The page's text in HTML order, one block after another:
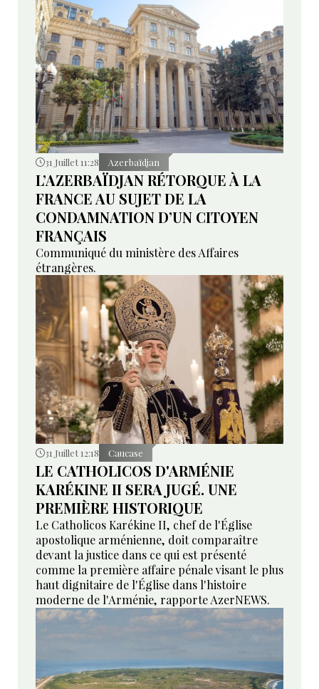
31 Juillet 11:28 Azerbaïdjan
L’AZERBAÏDJAN RÉTORQUE À LA
FRANCE AU SUJET DE LA
CONDAMNATION D’UN CITOYEN
FRANÇAIS
Communiqué du ministère des Affaires
étrangères.
31 Juillet 12:18 Caucase
LE CATHOLICOS D'ARMÉNIE
KARÉKINE II SERA JUGÉ. UNE
PREMIÈRE HISTORIQUE
Le Catholicos Karékine II, chef de l'Église
apostolique arménienne, doit comparaître
devant la justice dans ce qui est présenté
comme la première affaire pénale visant le plus
haut dignitaire de l'Église dans l'histoire
moderne de l'Arménie, rapporte AzerNEWS.